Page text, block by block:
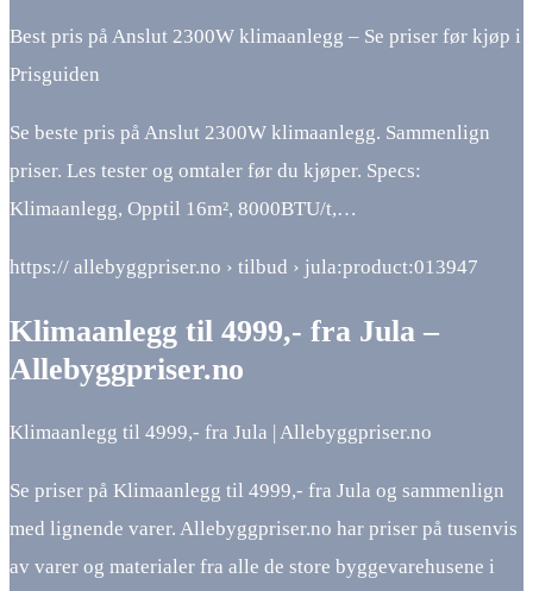
Best pris på Anslut 2300W klimaanlegg – Se priser før kjøp i
Prisguiden
Se beste pris på Anslut 2300W klimaanlegg. Sammenlign
priser. Les tester og omtaler før du kjøper. Specs:
Klimaanlegg, Opptil 16m², 8000BTU/t,…
https:// allebyggpriser.no › tilbud › jula:product:013947
Klimaanlegg til 4999,- fra Jula –
Allebyggpriser.no
Klimaanlegg til 4999,- fra Jula | Allebyggpriser.no
Se priser på Klimaanlegg til 4999,- fra Jula og sammenlign
med lignende varer. Allebyggpriser.no har priser på tusenvis
av varer og materialer fra alle de store byggevarehusene i